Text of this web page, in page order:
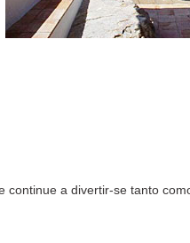
a divertir-se tanto